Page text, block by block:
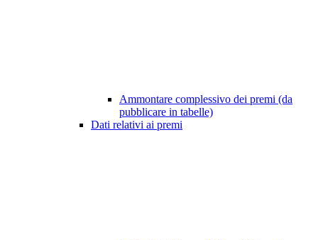
Ammontare complessivo dei premi (da
pubblicare in tabelle)
Dati relativi ai premi